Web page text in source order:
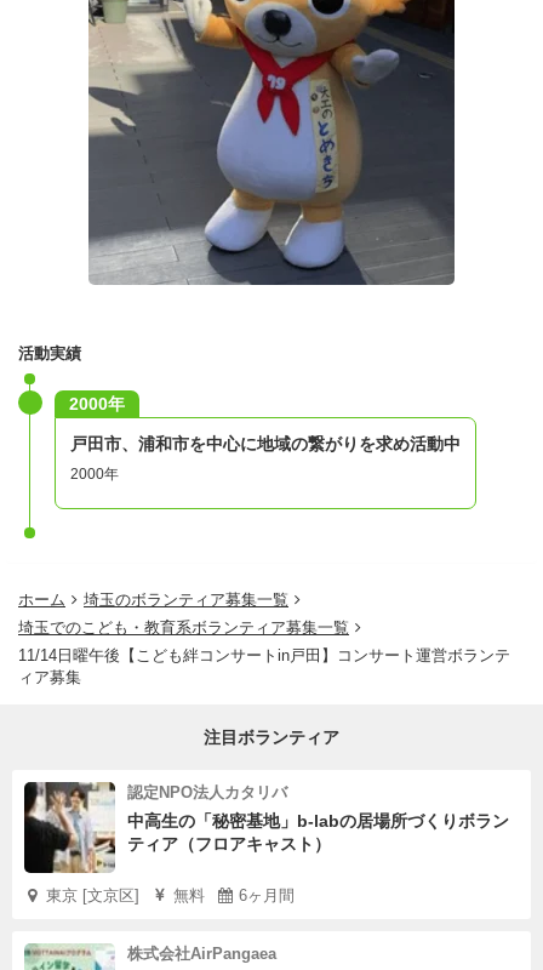
活動実績
2000年
戸田市、浦和市を中心に地域の繋がりを求め活動中
2000年
ホーム
埼玉のボランティア募集一覧
埼玉でのこども・教育系ボランティア募集一覧
11/14日曜午後【こども絆コンサートin戸田】コンサート運営ボランテ
ィア募集
注目ボランティア
認定NPO法人カタリバ
中高生の「秘密基地」b-labの居場所づくりボラン
ティア（フロアキャスト）
東京 [文京区] 無料 6ヶ月間
株式会社AirPangaea